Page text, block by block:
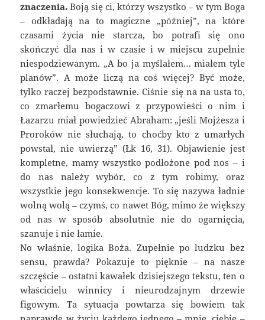
znaczenia. Boją się ci, którzy wszystko – w tym Boga
– odkładają na to magiczne „później”, na które
czasami życia nie starcza, bo potrafi się ono
skończyć dla nas i w czasie i w miejscu zupełnie
niespodziewanym. „A bo ja myślałem… miałem tyle
planów”. A może liczą na coś więcej? Być może,
tylko raczej bezpodstawnie. Ciśnie się na na usta to,
co zmarłemu bogaczowi z przypowieści o nim i
Łazarzu miał powiedzieć Abraham: „jeśli Mojżesza i
Proroków nie słuchają, to choćby kto z umarłych
powstał, nie uwierzą” (Łk 16, 31). Objawienie jest
kompletne, mamy wszystko podłożone pod nos – i
do nas należy wybór, co z tym robimy, oraz
wszystkie jego konsekwencje. To się nazywa ładnie
wolną wolą – czymś, co nawet Bóg, mimo że większy
od nas w sposób absolutnie nie do ogarnięcia,
szanuje i nie łamie.
No właśnie, logika Boża. Zupełnie po ludzku bez
sensu, prawda? Pokazuje to pięknie – na nasze
szczęście – ostatni kawałek dzisiejszego tekstu, ten o
właścicielu winnicy i nieurodzajnym drzewie
figowym. Ta sytuacja powtarza się bowiem tak